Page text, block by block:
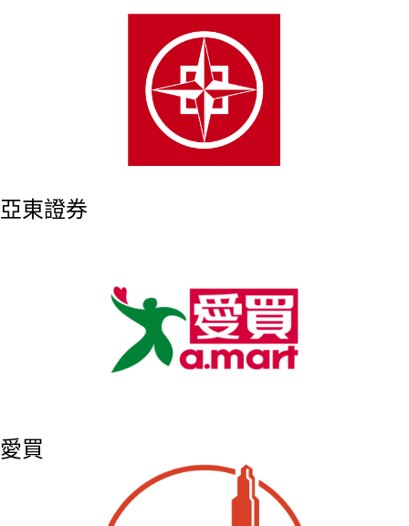
亞東證券
愛買